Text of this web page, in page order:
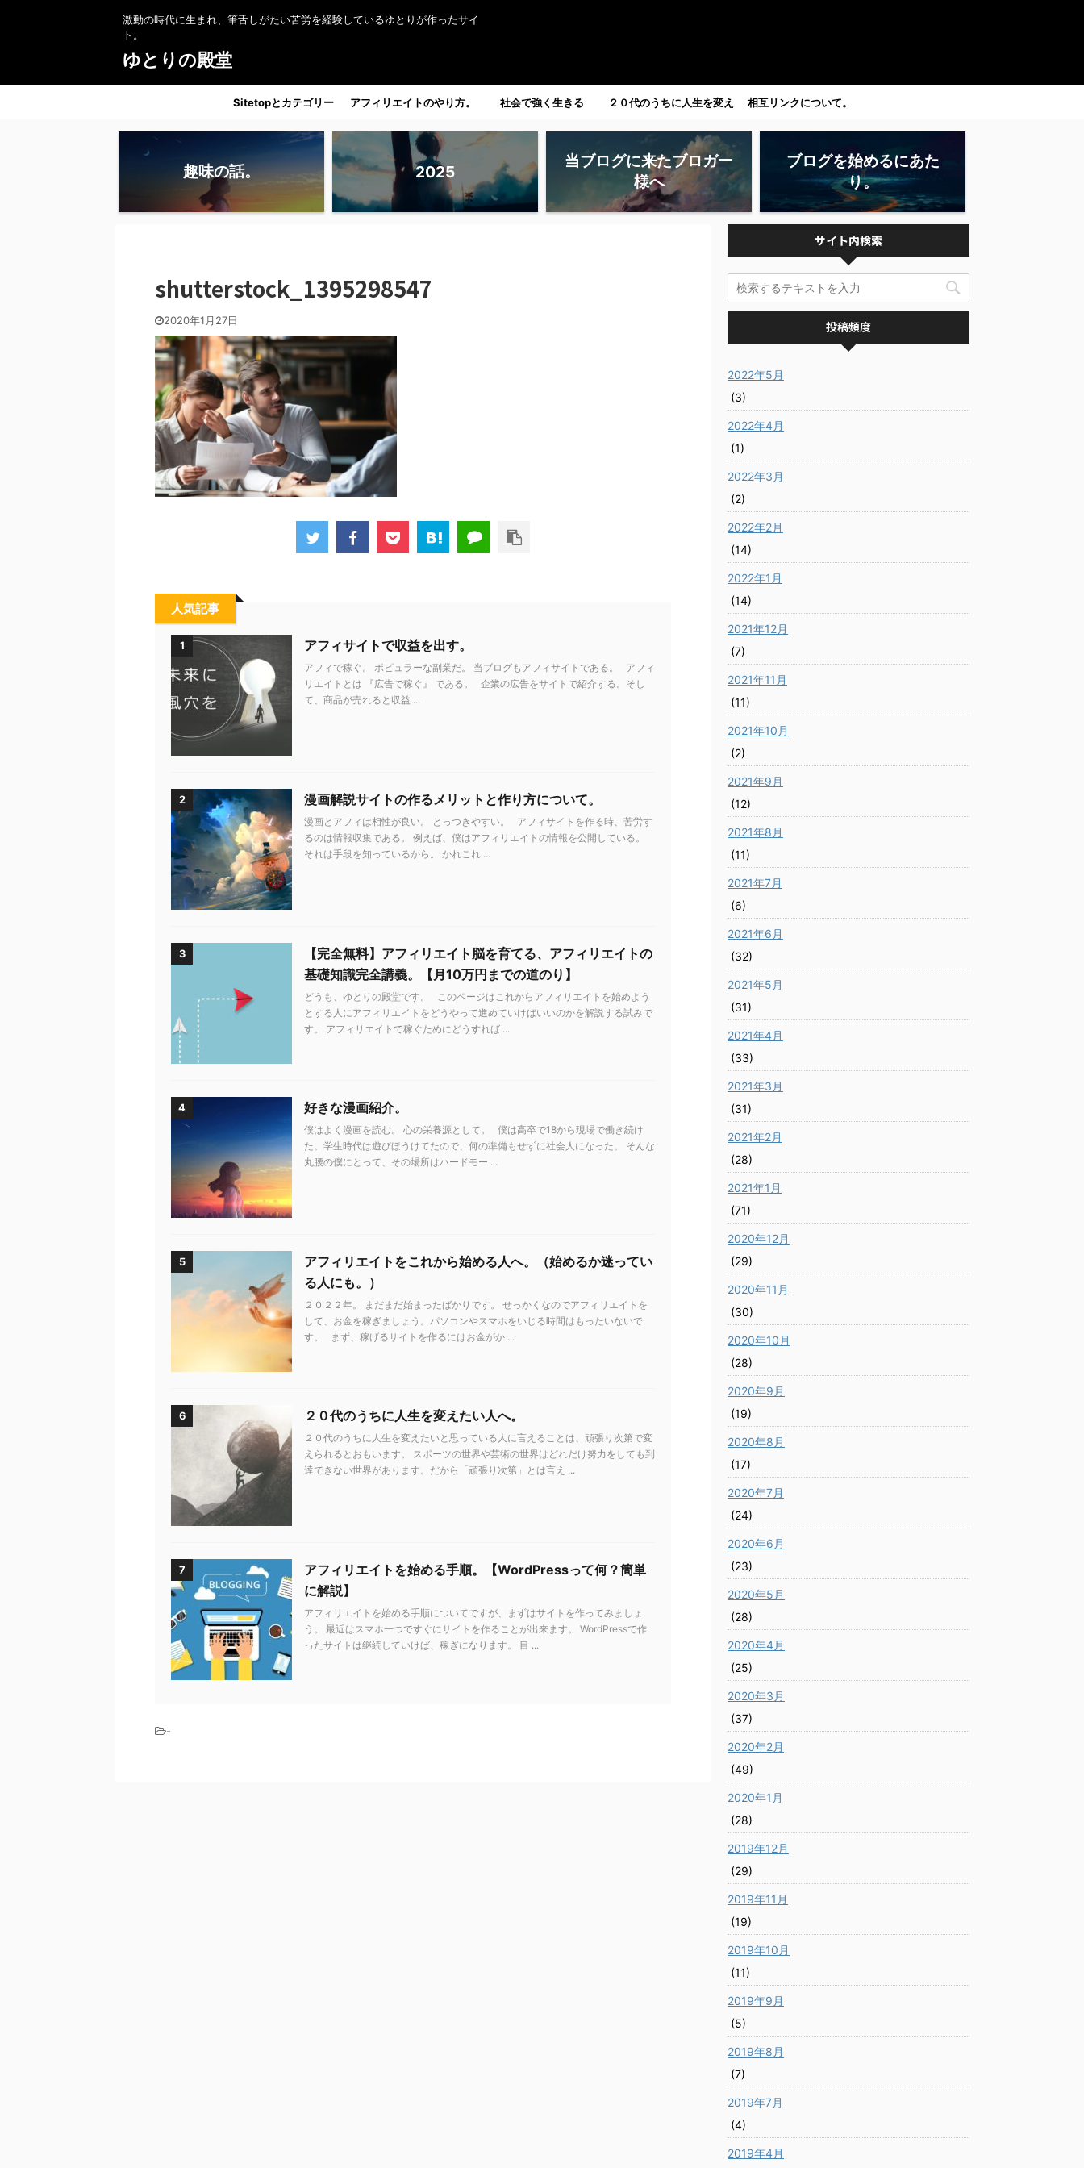
激動の時代に生まれ、筆舌しがたい苦労を経験しているゆとりが作ったサイ
ト。
ゆとりの殿堂
Sitetopとカテゴリー アフィリエイトのやり方。 社会で強く生きる ２０代のうちに人生を変え
たい人へ。
相互リンクについて。
趣味の話。 2025
当ブログに来たブロガー
様へ
ブログを始めるにあた
り。
shutterstock_1395298547
2020年1月27日
人気記事
1 アフィサイトで収益を出す。
アフィで稼ぐ。 ポピュラーな副業だ。 当ブログもアフィサイトである。 アフィ
リエイトとは 『広告で稼ぐ』 である。 企業の広告をサイトで紹介する。そし
て、商品が売れると収益 ...
2 漫画解説サイトの作るメリットと作り方について。
漫画とアフィは相性が良い。 とっつきやすい。 アフィサイトを作る時、苦労す
るのは情報収集である。 例えば、僕はアフィリエイトの情報を公開している。
それは手段を知っているから。 かれこれ ...
3
【完全無料】アフィリエイト脳を育てる、アフィリエイトの
基礎知識完全講義。【月10万円までの道のり】
どうも、ゆとりの殿堂です。 このページはこれからアフィリエイトを始めよう
とする人にアフィリエイトをどうやって進めていけばいいのかを解説する試みで
す。 アフィリエイトで稼ぐためにどうすれば ...
4 好きな漫画紹介。
僕はよく漫画を読む。 心の栄養源として。 僕は高卒で18から現場で働き続け
た。学生時代は遊びほうけてたので、何の準備もせずに社会人になった。 そんな
丸腰の僕にとって、その場所はハードモー ...
5
アフィリエイトをこれから始める人へ。（始めるか迷ってい
る人にも。）
２０２２年。 まだまだ始まったばかりです。 せっかくなのでアフィリエイトを
して、お金を稼ぎましょう。パソコンやスマホをいじる時間はもったいないで
す。 まず、稼げるサイトを作るにはお金がか ...
6 ２０代のうちに人生を変えたい人へ。
２０代のうちに人生を変えたいと思っている人に言えることは、頑張り次第で変
えられるとおもいます。 スポーツの世界や芸術の世界はどれだけ努力をしても到
達できない世界があります。だから「頑張り次第」とは言え ...
7
アフィリエイトを始める手順。【WordPressって何？簡単
に解説】
アフィリエイトを始める手順についてですが、まずはサイトを作ってみましょ
う。 最近はスマホ一つですぐにサイトを作ることが出来ます。 WordPressで作
ったサイトは継続していけば、稼ぎになります。 目 ...
-
サイト内検索
投稿頻度
2022年5月
(3)
2022年4月
(1)
2022年3月
(2)
2022年2月
(14)
2022年1月
(14)
2021年12月
(7)
2021年11月
(11)
2021年10月
(2)
2021年9月
(12)
2021年8月
(11)
2021年7月
(6)
2021年6月
(32)
2021年5月
(31)
2021年4月
(33)
2021年3月
(31)
2021年2月
(28)
2021年1月
(71)
2020年12月
(29)
2020年11月
(30)
2020年10月
(28)
2020年9月
(19)
2020年8月
(17)
2020年7月
(24)
2020年6月
(23)
2020年5月
(28)
2020年4月
(25)
2020年3月
(37)
2020年2月
(49)
2020年1月
(28)
2019年12月
(29)
2019年11月
(19)
2019年10月
(11)
2019年9月
(5)
2019年8月
(7)
2019年7月
(4)
2019年4月